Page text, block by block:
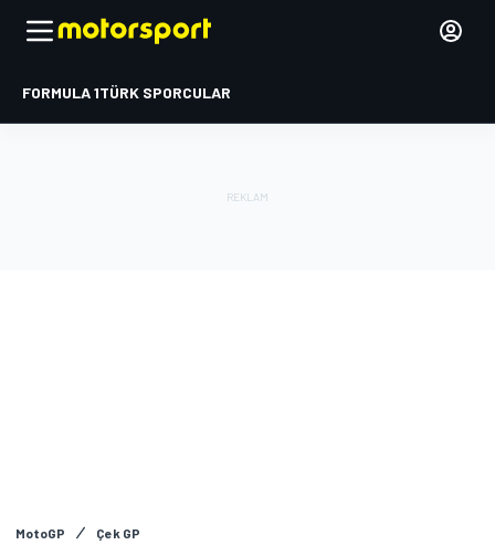
FORMULA 1TÜRK SPORCULAR
MotoGP Çek GP